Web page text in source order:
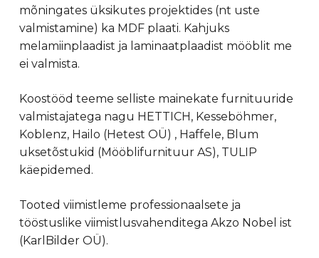
mõningates üksikutes projektides (nt uste
valmistamine) ka MDF plaati. Kahjuks
melamiinplaadist ja laminaatplaadist mööblit me
ei valmista.
Koostööd teeme selliste mainekate furnituuride
valmistajatega nagu HETTICH, Kesseböhmer,
Koblenz, Hailo (Hetest OÜ) , Haffele, Blum
uksetõstukid (Mööblifurnituur AS), TULIP
käepidemed.
Tooted viimistleme professionaalsete ja
tööstuslike viimistlusvahenditega Akzo Nobel ist
(KarlBilder OÜ).